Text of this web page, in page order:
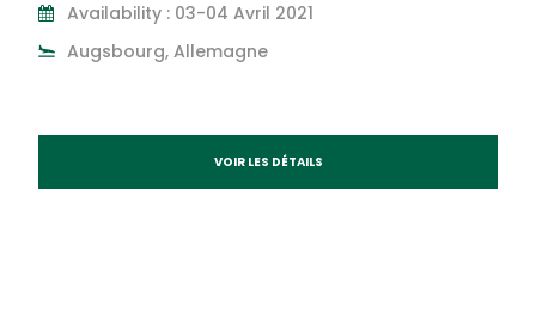
Availability : 03-04 Avril 2021
Augsbourg, Allemagne
VOIR LES DÉTAILS